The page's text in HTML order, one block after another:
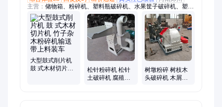
主营： 储物箱、粉碎机、塑料瓶破碎机、水果筐子破碎机、塑料
薄膜撕碎机、金属塑料破碎机、大型塑料破碎机、纤维切断机、
碎冰机、纤维打散机、木材粉碎机、树枝粉碎机、木材削片机、
锯末机、木薯粉碎机、木材剥皮机、木材刨花机、粉土机、切片
机、撕碎机
大型鼓式削片机
鼓 式木材切片机
松针粉碎机 松针
土破碎机 腐殖土
树墩粉碎 树枝木
头破碎机 木屑机